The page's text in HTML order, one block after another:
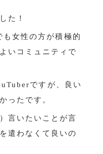
た！
女性の方が積極的
いコミュニティで
ですが、良い
ったです。
言いたいことが言
遣わなくて良いの